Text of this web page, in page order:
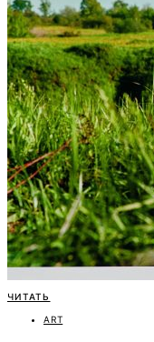
ЧИТАТЬ
ART